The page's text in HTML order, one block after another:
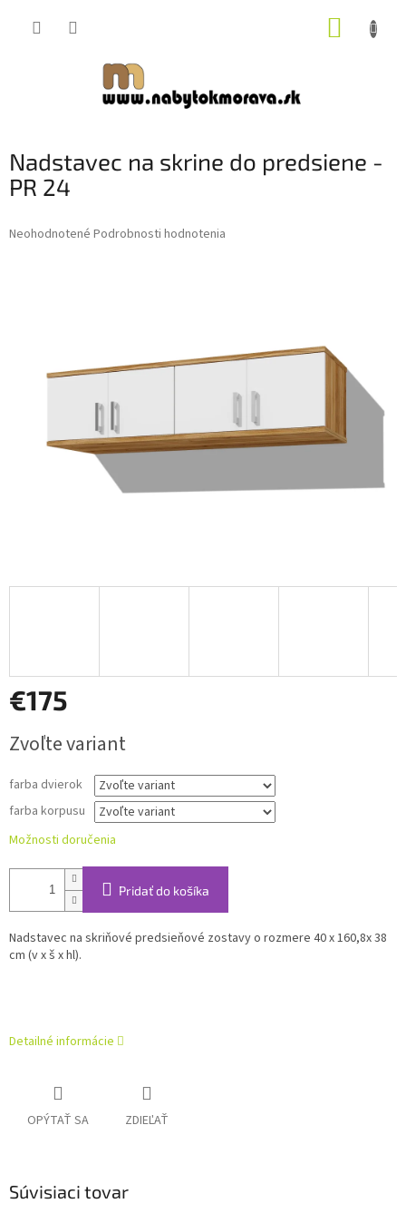
Nadstavec na skrine do predsiene -
PR 24
Priemerné
Neohodnotené Podrobnosti hodnotenia
€175
cena:
Zvoľte variant
farba dvierok
farba korpusu
Možnosti doručenia
Pridať do košíka
Nadstavec na skriňové predsieňové zostavy o rozmere 40 x 160,8x 38
cm (v x š x hl).
Detailné informácie
OPÝTAŤ SA ZDIEĽAŤ
Súvisiaci tovar